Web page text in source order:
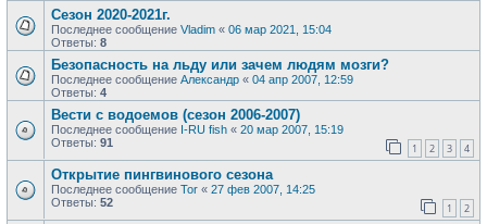
Сезон 2020-2021г.
Последнее сообщение Vladim « 06 мар 2021, 15:04
Ответы: 8
Безопасность на льду или зачем людям мозги?
Последнее сообщение Александр « 04 апр 2007, 12:59
Ответы: 4
Вести с водоемов (сезон 2006-2007)
Последнее сообщение I-RU fish « 20 мар 2007, 15:19
Ответы: 91 1 2 3 4
Открытие пингвинового сезона
Последнее сообщение Tor « 27 фев 2007, 14:25
Ответы: 52 1 2